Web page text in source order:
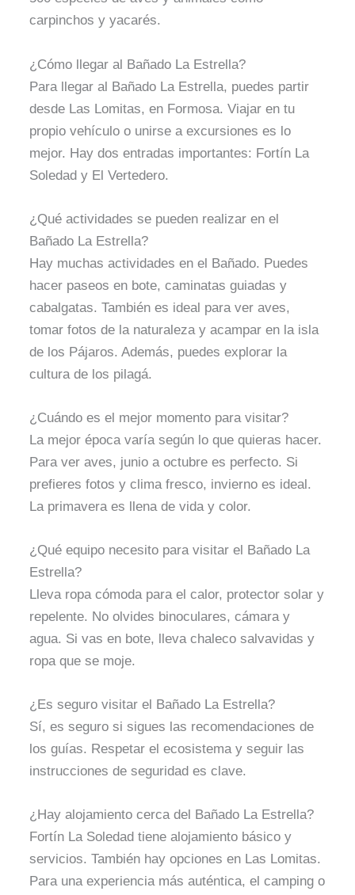
carpinchos y yacarés.
¿Cómo llegar al Bañado La Estrella?
Para llegar al Bañado La Estrella, puedes partir
desde Las Lomitas, en Formosa. Viajar en tu
propio vehículo o unirse a excursiones es lo
mejor. Hay dos entradas importantes: Fortín La
Soledad y El Vertedero.
¿Qué actividades se pueden realizar en el
Bañado La Estrella?
Hay muchas actividades en el Bañado. Puedes
hacer paseos en bote, caminatas guiadas y
cabalgatas. También es ideal para ver aves,
tomar fotos de la naturaleza y acampar en la isla
de los Pájaros. Además, puedes explorar la
cultura de los pilagá.
¿Cuándo es el mejor momento para visitar?
La mejor época varía según lo que quieras hacer.
Para ver aves, junio a octubre es perfecto. Si
prefieres fotos y clima fresco, invierno es ideal.
La primavera es llena de vida y color.
¿Qué equipo necesito para visitar el Bañado La
Estrella?
Lleva ropa cómoda para el calor, protector solar y
repelente. No olvides binoculares, cámara y
agua. Si vas en bote, lleva chaleco salvavidas y
ropa que se moje.
¿Es seguro visitar el Bañado La Estrella?
Sí, es seguro si sigues las recomendaciones de
los guías. Respetar el ecosistema y seguir las
instrucciones de seguridad es clave.
¿Hay alojamiento cerca del Bañado La Estrella?
Fortín La Soledad tiene alojamiento básico y
servicios. También hay opciones en Las Lomitas.
Para una experiencia más auténtica, el camping o